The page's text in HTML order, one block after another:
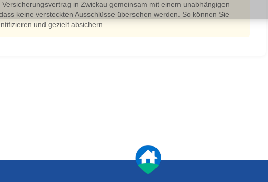
in Zwickau gemeinsam mit einem unabhängigen
keine versteckten Ausschlüsse übersehen werden. So können Sie
und gezielt absichern.